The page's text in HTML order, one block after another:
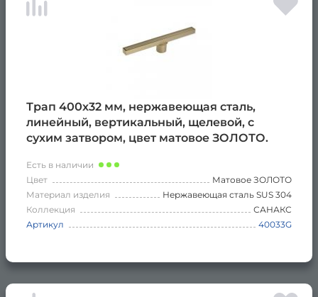
Трап 400х32 мм, нержавеющая сталь,
линейный, вертикальный, щелевой, с
сухим затвором, цвет матовое ЗОЛОТО.
Есть в наличии
Цвет
Матовое ЗОЛОТО
Материал изделия
Нержавеющая сталь SUS 304
Коллекция
САНАКС
Артикул
40033G